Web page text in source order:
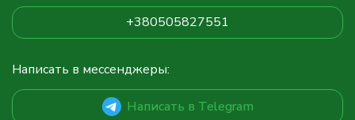
+380505827551
Написать в мессенджеры:
Написать в Telegram